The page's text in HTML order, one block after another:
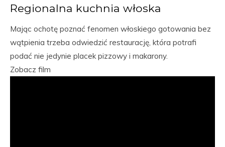
Regionalna kuchnia włoska
Mając ochotę poznać fenomen włoskiego gotowania bez
wątpienia trzeba odwiedzić restaurację, która potrafi
podać nie jedynie placek pizzowy i makarony.
Zobacz film